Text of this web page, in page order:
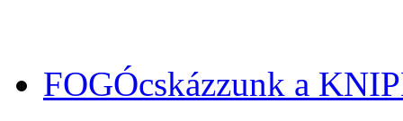
FOGÓcskázzunk a